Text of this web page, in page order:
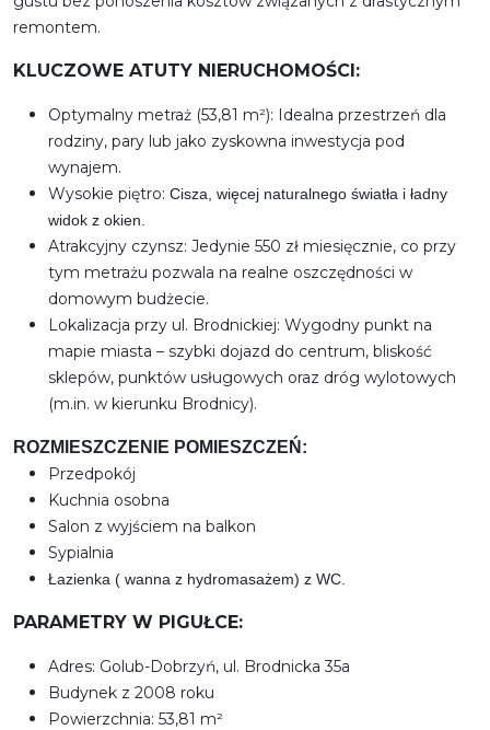
remontem.
KLUCZOWE ATUTY NIERUCHOMOŚCI:
Optymalny metraż (53,81 m²): Idealna przestrzeń dla
rodziny, pary lub jako zyskowna inwestycja pod
wynajem.
Wysokie piętro: Cisza, więcej naturalnego światła i ładny
widok z okien.
Atrakcyjny czynsz: Jedynie 550 zł miesięcznie, co przy
tym metrażu pozwala na realne oszczędności w
domowym budżecie.
Lokalizacja przy ul. Brodnickiej: Wygodny punkt na
mapie miasta – szybki dojazd do centrum, bliskość
sklepów, punktów usługowych oraz dróg wylotowych
(m.in. w kierunku Brodnicy).
ROZMIESZCZENIE POMIESZCZEŃ:
Przedpokój
Kuchnia osobna
Salon z wyjściem na balkon
Sypialnia
Łazienka ( wanna z hydromasażem) z WC.
PARAMETRY W PIGUŁCE:
Adres: Golub-Dobrzyń, ul. Brodnicka 35a
Budynek z 2008 roku
Powierzchnia: 53,81 m²